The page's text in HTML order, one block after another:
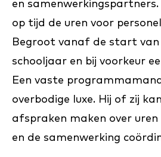
en
op tijd de uren voor
Begroot vanaf de start van
schooljaar en bij voorkeur
Een vaste
overbodige luxe. Hij of zij
afspraken maken over uren
en de samenwerking